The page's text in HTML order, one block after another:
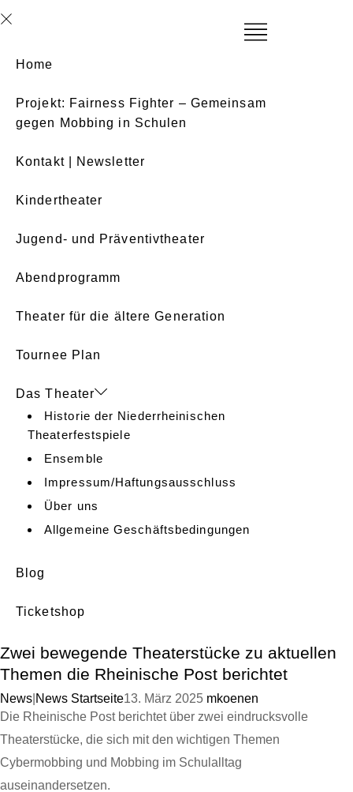
Home
Projekt: Fairness Fighter – Gemeinsam
gegen Mobbing in Schulen
Kontakt | Newsletter
Kindertheater
Jugend- und Präventivtheater
Abendprogramm
Theater für die ältere Generation
Tournee Plan
Das Theater
Historie der Niederrheinischen
Theaterfestspiele
Ensemble
Impressum/Haftungsausschluss
Über uns
Allgemeine Geschäftsbedingungen
Blog
Ticketshop
Zwei bewegende Theaterstücke zu aktuellen
Themen die Rheinische Post berichtet
News News Startseite13. März 2025 mkoenen
Die Rheinische Post berichtet über zwei eindrucksvolle
Theaterstücke, die sich mit den wichtigen Themen
Cybermobbing und Mobbing im Schulalltag
auseinandersetzen.